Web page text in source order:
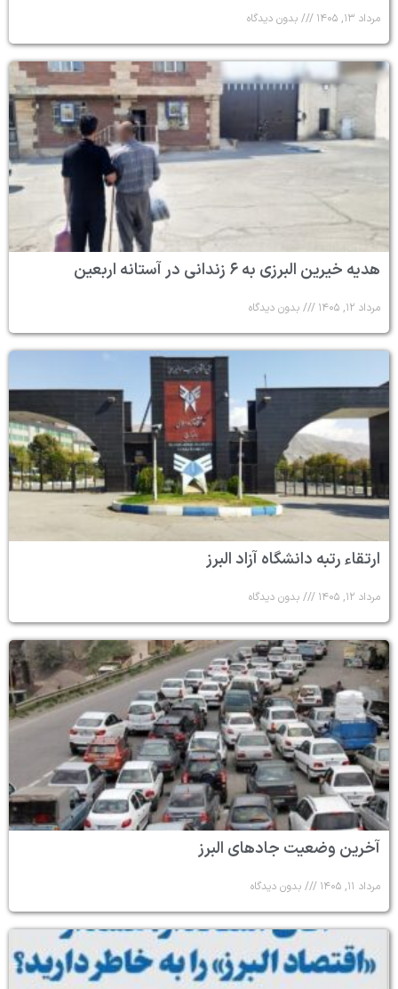
مرداد ۱۳, ۱۴۰۵ بدون دیدگاه
هدیه خیرین البرزی به ۶ زندانی در آستانه اربعین
مرداد ۱۲, ۱۴۰۵ بدون دیدگاه
ارتقاء رتبه دانشگاه آزاد البرز
مرداد ۱۲, ۱۴۰۵ بدون دیدگاه
آخرین وضعیت جادهای البرز
مرداد ۱۱, ۱۴۰۵ بدون دیدگاه